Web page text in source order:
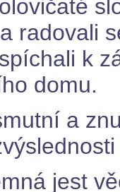
radovali
k
domu.
a
jest